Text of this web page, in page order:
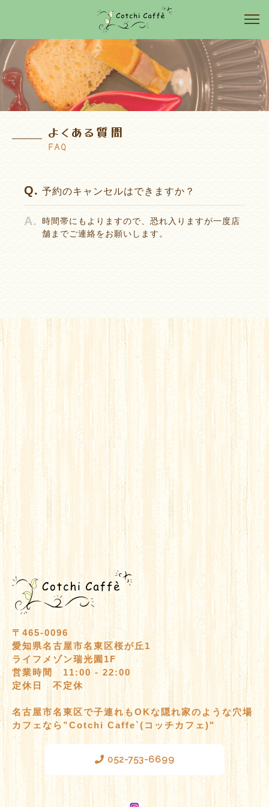
よくある質問
FAQ
予約のキャンセルはできますか？
時間帯にもよりますので、恐れ入りますが一度店
舗までご連絡をお願いします。
〒465-0096
愛知県名古屋市名東区桜が丘1
ライフメゾン瑞光園1F
営業時間 11:00 - 22:00
定休日 不定休
名古屋市名東区で子連れもOKな隠れ家のような穴場
カフェなら”Cotchi Caffe`(コッチカフェ)"
052-753-6699